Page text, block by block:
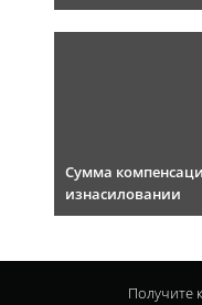
Сумма
изнасиловании
Получите